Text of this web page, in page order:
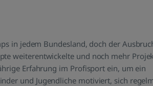
in jedem Bundesland, doch der
weiterentwickelte und noch mehr
Erfahrung im Profisport ein, um ein
und Jugendliche motiviert, sich